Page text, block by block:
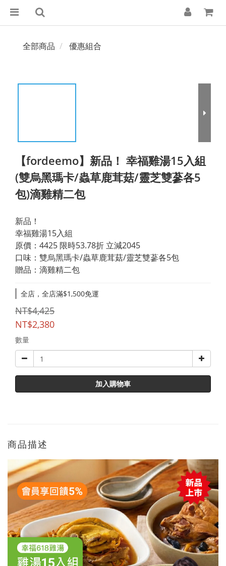
全部商品 優惠組合
【fordeemo】新品！ 幸福雞湯15入組
(雙烏黑瑪卡/蟲草鹿茸菇/靈芝雙蔘各5
包)滴雞精二包
新品！
幸福雞湯15入組
原價：4425 限時53.78折 立減2045
口味：雙烏黑瑪卡/蟲草鹿茸菇/靈芝雙蔘各5包
贈品：滴雞精二包
全店，全店滿$1,500免運
NT$4,425
NT$2,380
數量
加入購物車
商品描述